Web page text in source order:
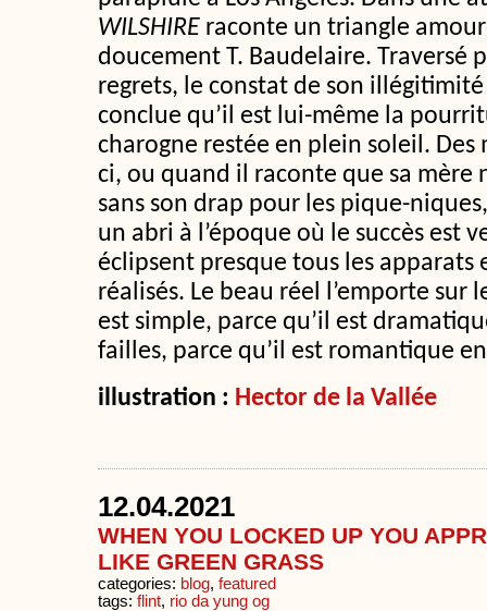
WILSHIRE raconte un triangle
doucement T. Baudelaire. Traversé
regrets, le constat de son
conclue qu’il est lui-même la
charogne restée en plein soleil.
ci, ou quand il raconte que sa mère
sans son drap pour les pique-
un abri à l’époque où le succès est
éclipsent presque tous les apparats
réalisés. Le beau réel l’emporte sur
est simple, parce qu’il est
failles, parce qu’il est romantique
illustration : Hector de la Vallée
12.04.2021
WHEN YOU LOCKED UP YOU
LIKE GREEN GRASS
categories: blog, featured
tags: flint, rio da yung og